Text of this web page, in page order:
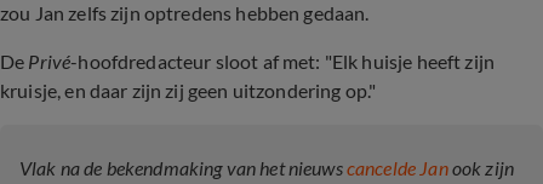
zou Jan zelfs zijn optredens hebben gedaan.
De Privé-hoofdredacteur sloot af met: "Elk huisje heeft zijn
kruisje, en daar zijn zij geen uitzondering op."
Vlak na de bekendmaking van het nieuwscancelde Janook zijn